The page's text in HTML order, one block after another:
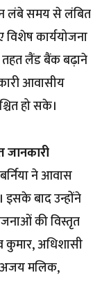
लंबे समय से लंबित
कार्ययोजना
तहत लैंड बैंक बढ़ाने
आवासीय
हो सके।
जानकारी
ने आवास
बाद उन्होंने
की विस्तृत
कुमार, अधिशासी
अजय मलिक,